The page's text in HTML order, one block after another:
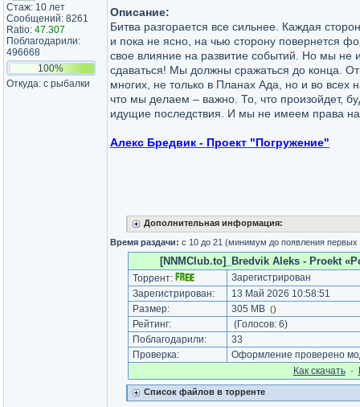
Стаж: 10 лет
Сообщений: 8261
Ratio: 47.307
Поблагодарили:
496668
100%
Откуда: с рыбалки
Описание:
Битва разгорается все сильнее. Каждая
и пока не ясно, на чью сторону повернется
свое влияние на развитие событий. Но мы не
сдаваться! Мы должны сражаться до конца. От
многих, не только в Планах Ада, но и во всех
что мы делаем – важно. То, что произойдет,
идущие последствия. И мы не имеем права
Алекс Бредвик - Проект "Погружение"
Дополнительная информация:
Время раздачи: с 10 до 21 (минимум до появления
[NNMClub.to]_Bredvik Aleks - Proekt
Торрент:
Зарегистрирован
Зарегистрирован:
13 Май 2026 10:58:51
Размер:
305 MB ()
Рейтинг: (Голосов: 6)
Поблагодарили:
33
Проверка:
Оформление проверено
Как cкачать·
Список файлов в торренте